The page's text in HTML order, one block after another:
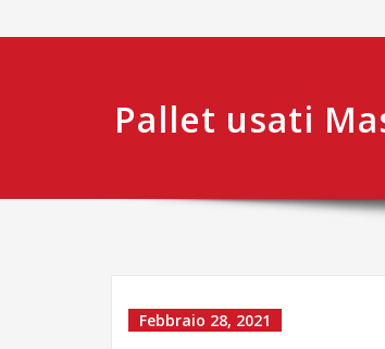
Pallet usati
Febbraio 28, 2021